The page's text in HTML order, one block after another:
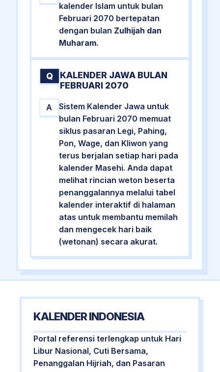
kalender Islam untuk bulan
Februari 2070 bertepatan
dengan bulan Zulhijah dan
Muharam.
Q
KALENDER JAWA BULAN
FEBRUARI 2070
A
Sistem Kalender Jawa untuk
bulan Februari 2070 memuat
siklus pasaran Legi, Pahing,
Pon, Wage, dan Kliwon yang
terus berjalan setiap hari pada
kalender Masehi. Anda dapat
melihat rincian weton beserta
penanggalannya melalui tabel
kalender interaktif di halaman
atas untuk membantu memilah
dan mengecek hari baik
(wetonan) secara akurat.
KALENDER INDONESIA
Portal referensi terlengkap untuk Hari
Libur Nasional, Cuti Bersama,
Penanggalan Hijriah, dan Pasaran